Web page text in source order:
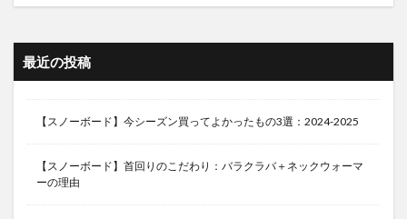
最近の投稿
【スノーボード】今シーズン買ってよかったもの3選：2024-2025
【スノーボード】首回りのこだわり：バラクラバ＋ネックウォーマ
ーの理由